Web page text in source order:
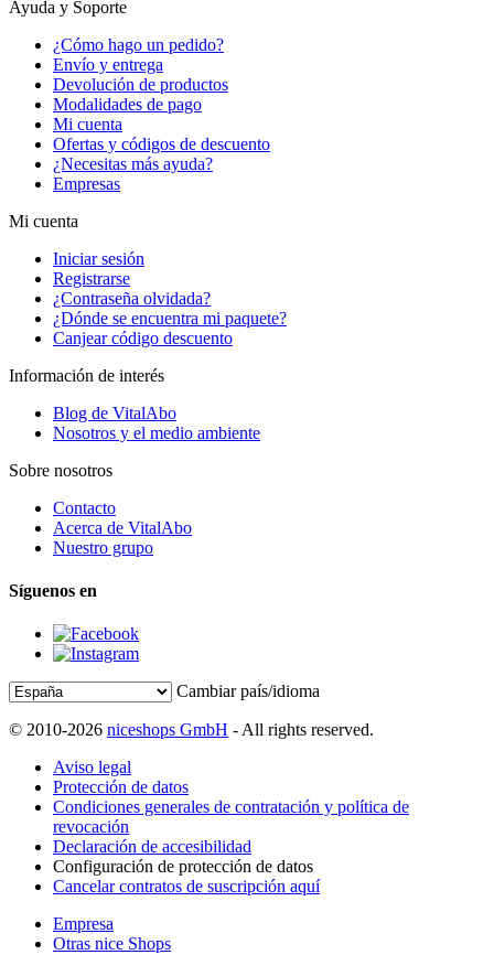
Ayuda y Soporte
¿Cómo hago un pedido?
Envío y entrega
Devolución de productos
Modalidades de pago
Mi cuenta
Ofertas y códigos de descuento
¿Necesitas más ayuda?
Empresas
Mi cuenta
Iniciar sesión
Registrarse
¿Contraseña olvidada?
¿Dónde se encuentra mi paquete?
Canjear código descuento
Información de interés
Blog de VitalAbo
Nosotros y el medio ambiente
Sobre nosotros
Contacto
Acerca de VitalAbo
Nuestro grupo
Síguenos en
Cambiar país/idioma
© 2010-2026 niceshops GmbH - All rights reserved.
Aviso legal
Protección de datos
Condiciones generales de contratación y política de
revocación
Declaración de accesibilidad
Configuración de protección de datos
Cancelar contratos de suscripción aquí
Empresa
Otras nice Shops